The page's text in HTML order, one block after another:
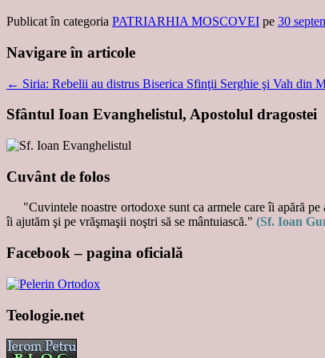
Publicat în categoria PATRIARHIA MOSCOVEI pe 30
Navigare în articole
← Siria: Rebelii au distrus Biserica Sfinţii Serghie şi Vah din
Sfântul Ioan Evanghelistul, Apostolul dragostei
Cuvânt de folos
"Cuvintele noastre ortodoxe sunt ca armele care îi apără
îi ajutăm şi pe vrăşmaşii noştri să se mântuiască." (Sf. Ioan
Facebook – pagina oficială
Teologie.net